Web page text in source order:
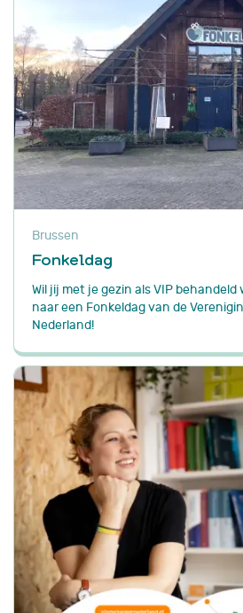
Brussen
Fonkeldag
Wil jij met je gezin als VIP behandeld
naar een Fonkeldag van de
Nederland!